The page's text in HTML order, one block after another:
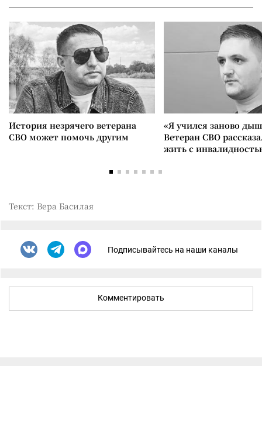
История незрячего ветерана
СВО может помочь другим
«Я учился заново
Ветеран СВО
жить с
Текст: Вера Басилая
Подписывайтесь на наши каналы
Комментировать